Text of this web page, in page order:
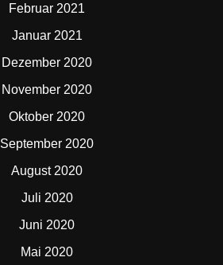
Februar 2021
Januar 2021
Dezember 2020
November 2020
Oktober 2020
September 2020
August 2020
Juli 2020
Juni 2020
Mai 2020